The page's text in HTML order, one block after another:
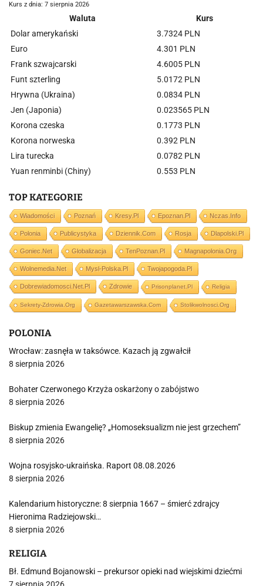
Kurs z dnia: 7 sierpnia 2026
Waluta
Kurs
Dolar amerykański
3.7324 PLN
Euro
4.301 PLN
Frank szwajcarski
4.6005 PLN
Funt szterling
5.0172 PLN
Hrywna (Ukraina)
0.0834 PLN
Jen (Japonia)
0.023565 PLN
Korona czeska
0.1773 PLN
Korona norweska
0.392 PLN
Lira turecka
0.0782 PLN
Yuan renminbi (Chiny)
0.553 PLN
TOP KATEGORIE
Wiadomości Poznań Kresy.pl Epoznan.pl Nczas.info
Polonia Publicystyka Dziennik.com Rosja Dlapolski.pl
Goniec.net Globalizacja TenPoznan.pl Magnapolonia.org
Wolnemedia.net Mysl-Polska.pl Twojapogoda.pl
Dobrewiadomosci.net.pl Zdrowie Prisonplanet.pl Religia
Sekrety-Zdrowia.org Gazetawarszawska.com Stolikwolnosci.org
POLONIA
Wrocław: zasnęła w taksówce. Kazach ją zgwałcił
8 sierpnia 2026
Bohater Czerwonego Krzyża oskarżony o zabójstwo
8 sierpnia 2026
Biskup zmienia Ewangelię? „Homoseksualizm nie jest grzechem”
8 sierpnia 2026
Wojna rosyjsko-ukraińska. Raport 08.08.2026
8 sierpnia 2026
Kalendarium historyczne: 8 sierpnia 1667 – śmierć zdrajcy
Hieronima Radziejowski…
8 sierpnia 2026
RELIGIA
Bł. Edmund Bojanowski – prekursor opieki nad wiejskimi dziećmi